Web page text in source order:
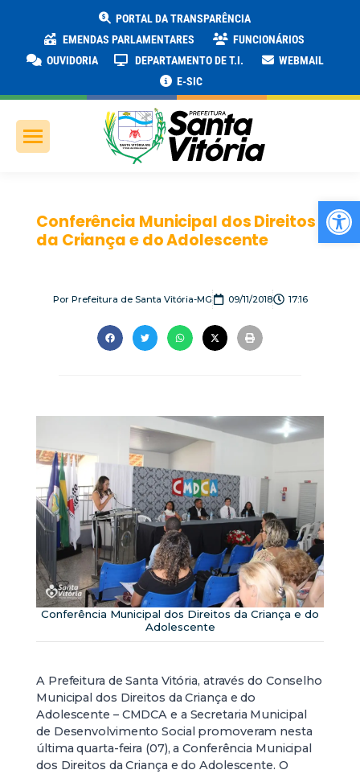
PORTAL DA TRANSPARÊNCIA
EMENDAS PARLAMENTARES
FUNCIONÁRIOS
OUVIDORIA
DEPARTAMENTO DE T.I.
WEBMAIL
E-SIC
Conferência Municipal dos Direitos
da Criança e do Adolescente
PorPrefeitura de Santa Vitória-MG 09/11/2018 17:16
Conferência Municipal dos Direitos da Criança e do
Adolescente
A Prefeitura de Santa Vitória, através do Conselho
Municipal dos Direitos da Criança e do
Adolescente – CMDCA e a Secretaria Municipal
de Desenvolvimento Social promoveram nesta
última quarta-feira (07), a Conferência Municipal
dos Direitos da Criança e do Adolescente. O